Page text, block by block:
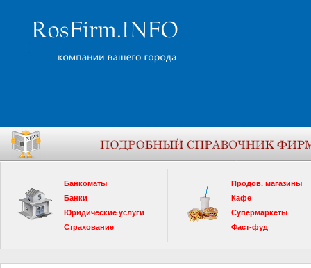
Банкоматы
Банки
Юридические услуги
Страхование
Продов. магазины
Кафе
Супермаркеты
Фаст-фуд